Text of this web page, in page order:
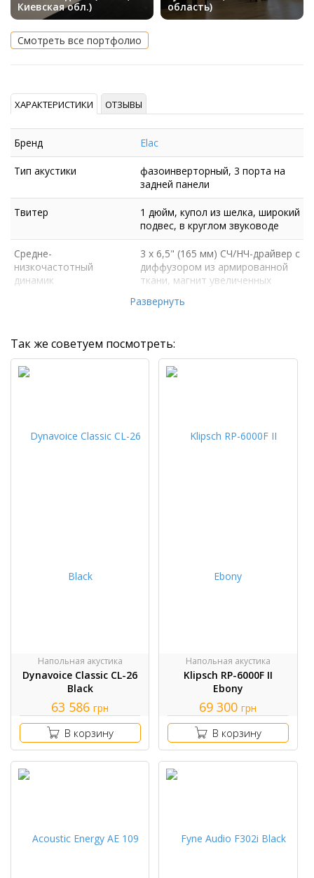
Киевская обл.)
область)
Смотреть все портфолио
ХАРАКТЕРИСТИКИ ОТЗЫВЫ
Бренд Elac
Тип акустики
фазоинверторный, 3 порта на
задней панели
Твитер
1 дюйм, купол из шелка, широкий
подвес, в круглом звуководе
Средне-
низкочастотный
динамик
3 х 6,5" (165 мм) СЧ/НЧ-драйвер с
диффузором из армированной
ткани, магнит увеличенных
Развернуть
Так же советуем посмотреть:
Напольная акустика
Dynavoice Classic CL-26
Black
63 586 грн
В корзину
Напольная акустика
Klipsch RP-6000F II
Ebony
69 300 грн
В корзину